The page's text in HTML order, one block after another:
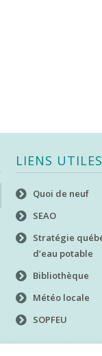
LIENS UTILES
Quoi de neuf
SEAO
Stratégie
d’eau potable
Bibliothèque
Météo locale
SOPFEU